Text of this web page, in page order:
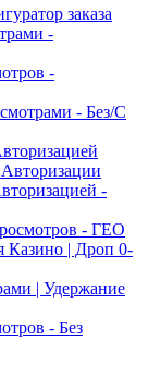
заказа
-
-
- Без/С
-
- ГЕО
Казино | Дроп 0-
| Удержание
- Без